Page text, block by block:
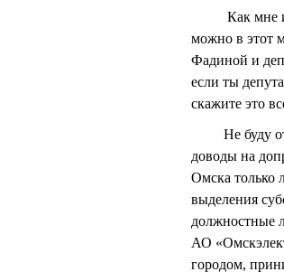
Как мне
можно в этот
Фадиной и
если ты
скажите это
Не буду
доводы на
Омска только
выделения
должностные
АО
городом,